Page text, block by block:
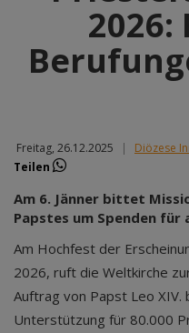
Freitag, 26.12.2025 | Diözese
Teilen
Am 6. Jänner bittet
Papstes um Spenden für
Am Hochfest der
2026, ruft die Weltkirche
Auftrag von Papst Leo
Unterstützung für 80.000